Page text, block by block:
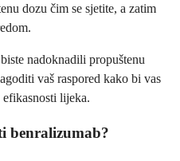
dozu čim se sjetite, a zatim
nadoknadili propuštenu
vaš raspored kako bi vas
lijeka.
benralizumab?